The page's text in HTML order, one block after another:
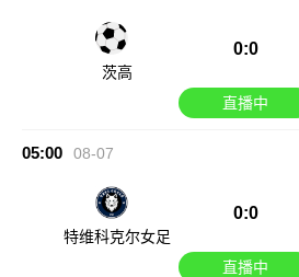
茨高
0:0
直播中
05:00 08-07
特维科克尔女足
0:0
直播中